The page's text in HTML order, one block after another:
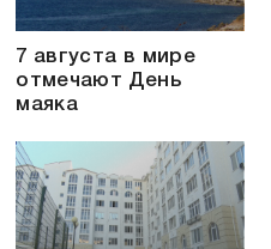
7 августа в мире
отмечают День
маяка